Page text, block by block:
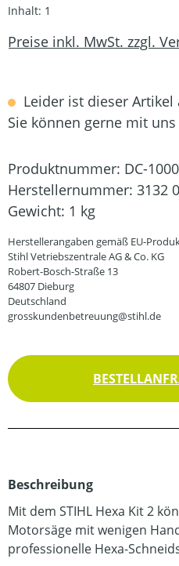
Inhalt: 1
Preise inkl. MwSt. zzgl.
Leider ist dieser
Sie können gerne mit
Produktnummer: DC-
Herstellernummer: 3132
Gewicht: 1 kg
Herstellerangaben gemäß EU-
Stihl Vetriebszentrale AG & Co. KG
Robert-Bosch-Straße 13
64807 Dieburg
Deutschland
grosskundenbetreuung@stihl.de
Beschreibung
Mit dem STIHL Hexa Kit 2
Motorsäge mit wenigen
professionelle Hexa-